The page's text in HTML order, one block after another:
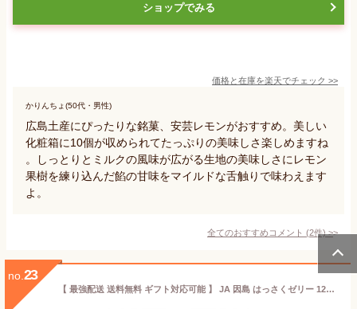
ショップでみる
価格と在庫を楽天でチェック >>
かりんちょ(50代・男性)
広島土産にぴったりな銘菓、安芸レモンがおすすめ。美しい
化粧箱に10個が収められてたっぷりの美味しさ楽しめますね
。しっとりとミルクの風味が広がる生地の美味しさにレモン
果樹を練り込んだ餡の甘味をマイルドな舌触りで味わえます
よ。
全てのおすすめコメント (2件)>
no. 23
【 最強配送 送料無料 ギフト対応可能 】 JA 因島 はっさくゼリー 12個 お歳暮 ゼリー ギフト 贈り物 美味しい おいしい お菓子 銘菓 果肉 同梱 八朔 夏スイーツ 涼菓 全国 人気 スイーツ はっさく 広島土産 送料無料